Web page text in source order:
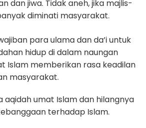
dan jiwa. Tidak aneh, jika majlis-
diminati masyarakat.
para ulama dan da’i untuk
hidup di dalam naungan
Islam memberikan rasa keadilan
masyarakat.
aqidah umat Islam dan hilangnya
terhadap Islam.